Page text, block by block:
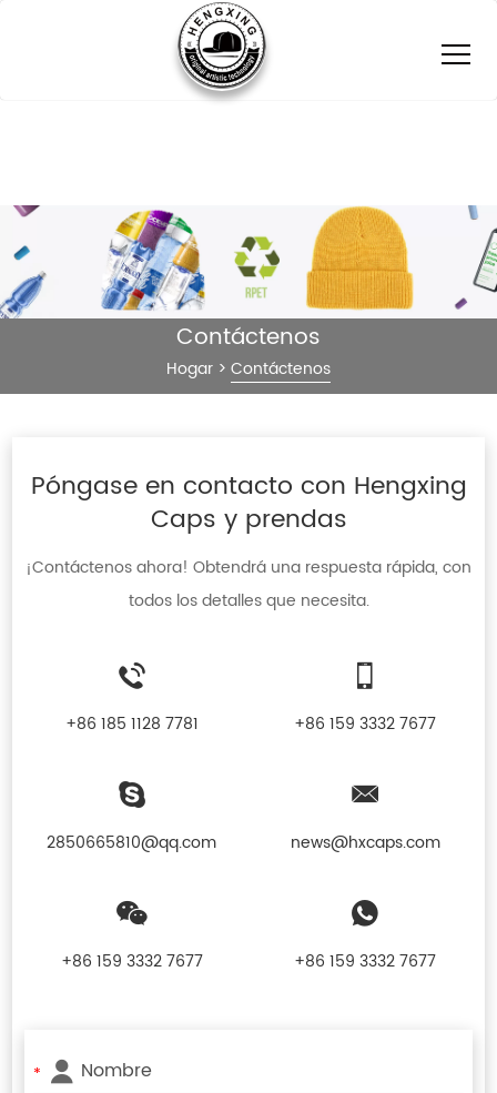
Contáctenos
Hogar > Contáctenos
Póngase en contacto con Hengxing
Caps y prendas
¡Contáctenos ahora! Obtendrá una respuesta rápida, con
todos los detalles que necesita.
+86 185 1128 7781 +86 159 3332 7677
2850665810@qq.com news@hxcaps.com
+86 159 3332 7677 +86 159 3332 7677
*